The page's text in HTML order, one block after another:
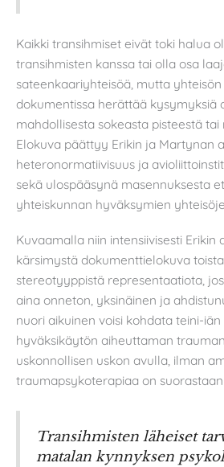
Kaikki transihmiset eivät toki halua
transihmisten kanssa tai olla osa
sateenkaariyhteisöä, mutta
dokumentissa herättää kysymyksiä
mahdollisesta sokeasta pisteestä tai
Elokuva päättyy Erikin ja Martynan
heteronormatiivisuus ja
sekä ulospääsynä masennuksesta
yhteiskunnan hyväksymien
Kuvaamalla niin intensiivisesti Erikin
kärsimystä dokumenttielokuva
stereotyyppistä representaatiota,
aina onneton, yksinäinen ja
nuori aikuinen voisi kohdata teini-iän
hyväksikäytön aiheuttaman
uskonnollisen uskon avulla, ilman
traumapsykoterapiaa on
Transihmisten läheiset
matalan kynnyksen